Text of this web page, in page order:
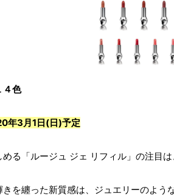
４色
年3月1日(日)予定
る「ルージュ ジェ リフィル」の注目
きを纏った新質感は、ジュエリーのよ